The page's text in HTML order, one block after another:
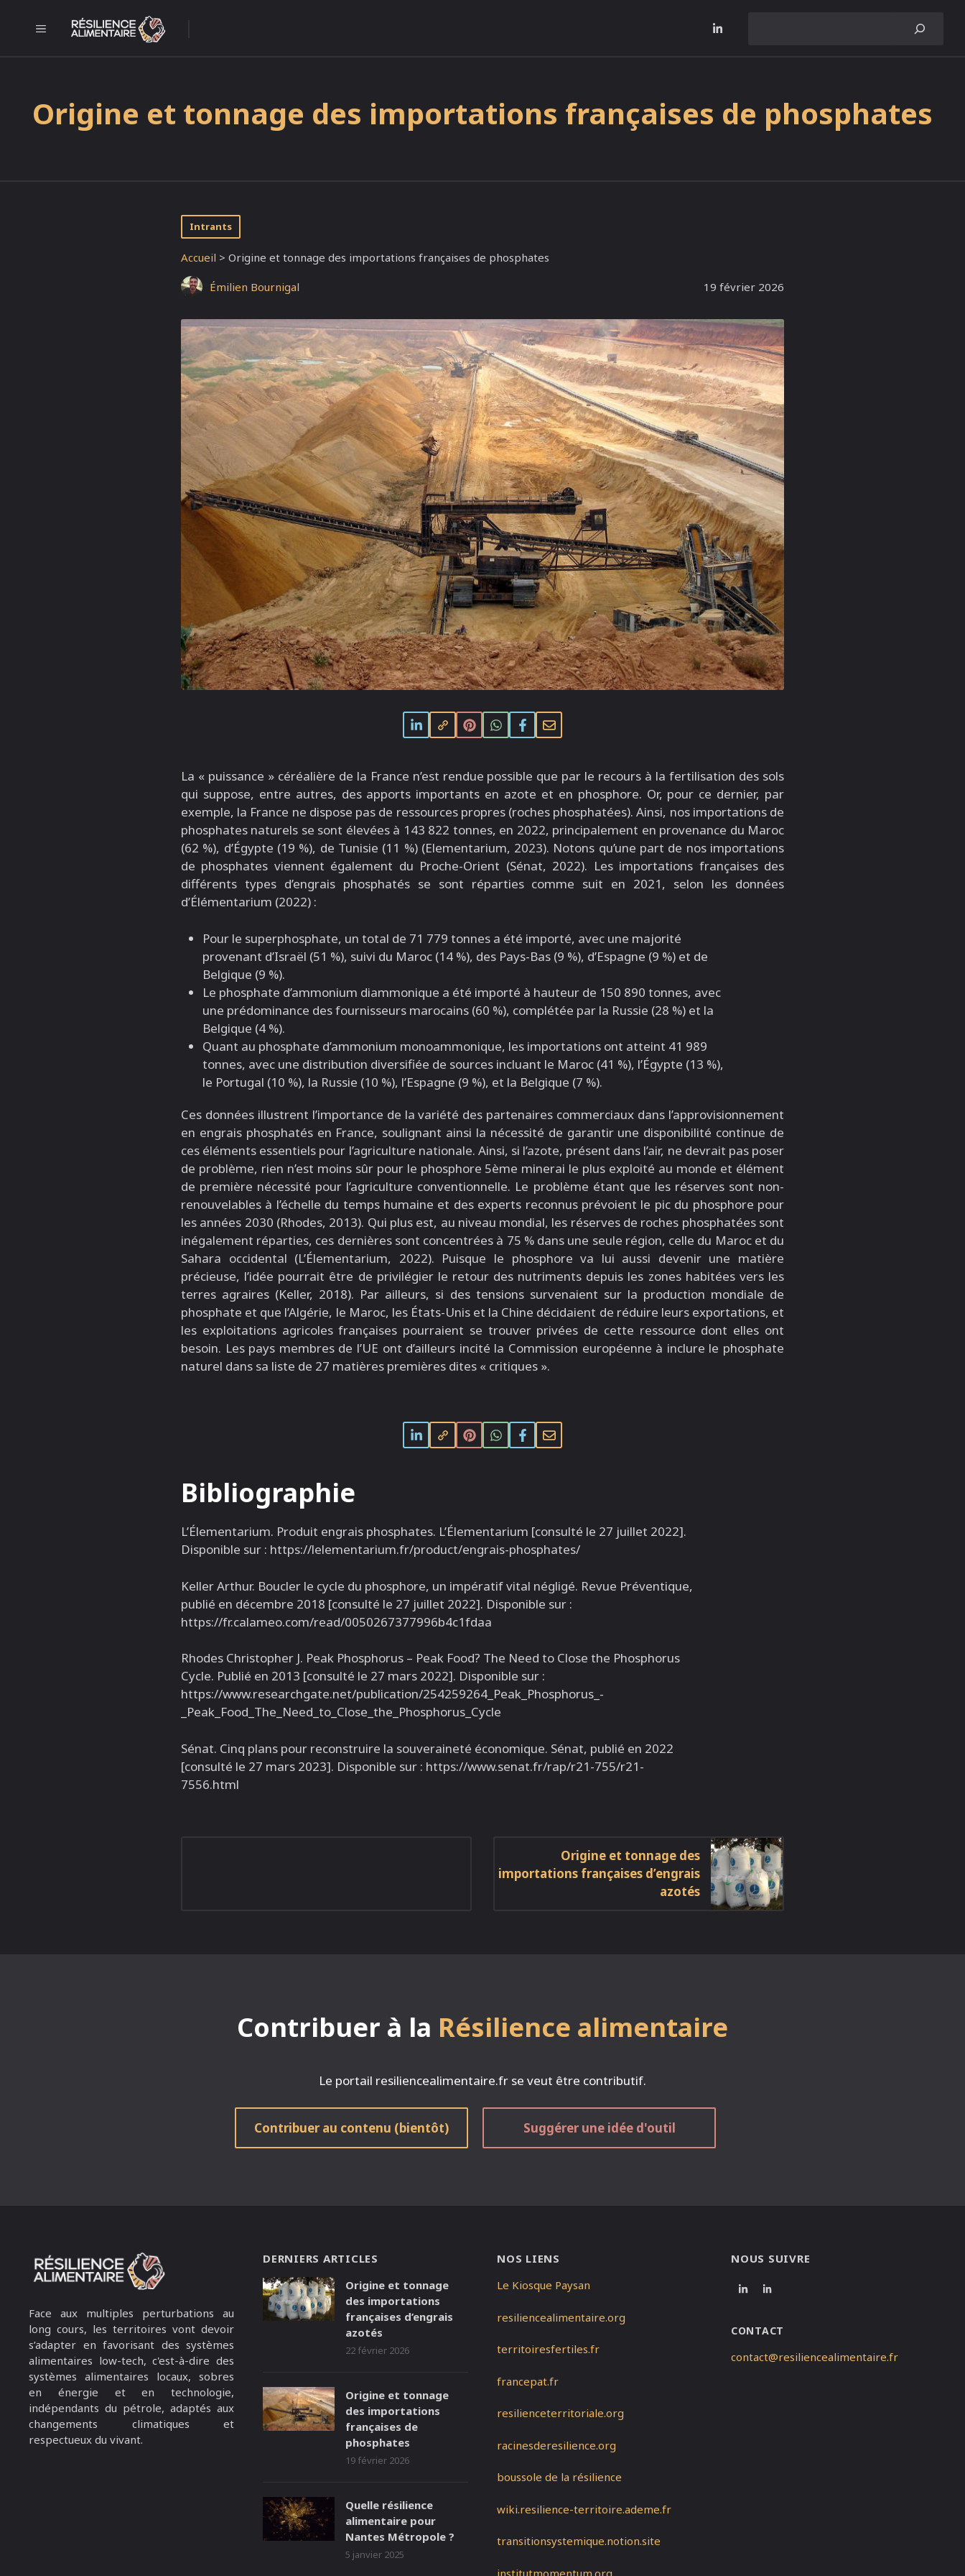
MENU
Origine et tonnage des importations françaises de phosphates
Intrants
Accueil > Origine et tonnage des importations françaises de phosphates
Émilien Bournigal 19 février 2026
La « puissance » céréalière de la France n’est rendue possible que par le recours à la fertilisation des sols
qui suppose, entre autres, des apports importants en azote et en phosphore. Or, pour ce dernier, par
exemple, la France ne dispose pas de ressources propres (roches phosphatées). Ainsi, nos importations de
phosphates naturels se sont élevées à 143 822 tonnes, en 2022, principalement en provenance du Maroc
(62 %), d’Égypte (19 %), de Tunisie (11 %) (Elementarium, 2023). Notons qu’une part de nos importations
de phosphates viennent également du Proche-Orient (Sénat, 2022). Les importations françaises des
différents types d’engrais phosphatés se sont réparties comme suit en 2021, selon les données
d’Élémentarium (2022) :
Pour le superphosphate, un total de 71 779 tonnes a été importé, avec une majorité
provenant d’Israël (51 %), suivi du Maroc (14 %), des Pays-Bas (9 %), d’Espagne (9 %) et de
Belgique (9 %).
Le phosphate d’ammonium diammonique a été importé à hauteur de 150 890 tonnes, avec
une prédominance des fournisseurs marocains (60 %), complétée par la Russie (28 %) et la
Belgique (4 %).
Quant au phosphate d’ammonium monoammonique, les importations ont atteint 41 989
tonnes, avec une distribution diversifiée de sources incluant le Maroc (41 %), l’Égypte (13 %),
le Portugal (10 %), la Russie (10 %), l’Espagne (9 %), et la Belgique (7 %).
Ces données illustrent l’importance de la variété des partenaires commerciaux dans l’approvisionnement
en engrais phosphatés en France, soulignant ainsi la nécessité de garantir une disponibilité continue de
ces éléments essentiels pour l’agriculture nationale. Ainsi, si l’azote, présent dans l’air, ne devrait pas poser
de problème, rien n’est moins sûr pour le phosphore 5ème minerai le plus exploité au monde et élément
de première nécessité pour l’agriculture conventionnelle. Le problème étant que les réserves sont non-
renouvelables à l’échelle du temps humaine et des experts reconnus prévoient le pic du phosphore pour
les années 2030 (Rhodes, 2013). Qui plus est, au niveau mondial, les réserves de roches phosphatées sont
inégalement réparties, ces dernières sont concentrées à 75 % dans une seule région, celle du Maroc et du
Sahara occidental (L’Élementarium, 2022). Puisque le phosphore va lui aussi devenir une matière
précieuse, l’idée pourrait être de privilégier le retour des nutriments depuis les zones habitées vers les
terres agraires (Keller, 2018). Par ailleurs, si des tensions survenaient sur la production mondiale de
phosphate et que l’Algérie, le Maroc, les États-Unis et la Chine décidaient de réduire leurs exportations, et
les exploitations agricoles françaises pourraient se trouver privées de cette ressource dont elles ont
besoin. Les pays membres de l’UE ont d’ailleurs incité la Commission européenne à inclure le phosphate
naturel dans sa liste de 27 matières premières dites « critiques ».
Bibliographie
L’Élementarium. Produit engrais phosphates. L’Élementarium [consulté le 27 juillet 2022].
Disponible sur : https://lelementarium.fr/product/engrais-phosphates/
Keller Arthur. Boucler le cycle du phosphore, un impératif vital négligé. Revue Préventique,
publié en décembre 2018 [consulté le 27 juillet 2022]. Disponible sur :
https://fr.calameo.com/read/0050267377996b4c1fdaa
Rhodes Christopher J. Peak Phosphorus – Peak Food? The Need to Close the Phosphorus
Cycle. Publié en 2013 [consulté le 27 mars 2022]. Disponible sur :
https://www.researchgate.net/publication/254259264_Peak_Phosphorus_-
_Peak_Food_The_Need_to_Close_the_Phosphorus_Cycle
Sénat. Cinq plans pour reconstruire la souveraineté économique. Sénat, publié en 2022
[consulté le 27 mars 2023]. Disponible sur : https://www.senat.fr/rap/r21-755/r21-
7556.html
Origine et tonnage des
importations françaises d’engrais
azotés
Contribuer à la Résilience alimentaire
Le portail resiliencealimentaire.fr se veut être contributif.
Contribuer au contenu (bientôt) Suggérer une idée d'outil
Face aux multiples perturbations au
long cours, les territoires vont devoir
s’adapter en favorisant des systèmes
alimentaires low-tech, c'est-à-dire des
systèmes alimentaires locaux, sobres
en énergie et en technologie,
indépendants du pétrole, adaptés aux
changements climatiques et
respectueux du vivant.
DERNIERS ARTICLES
Origine et tonnage
des importations
françaises d’engrais
azotés
22 février 2026
Origine et tonnage
des importations
françaises de
phosphates
19 février 2026
Quelle résilience
alimentaire pour
Nantes Métropole ?
5 janvier 2025
NOS LIENS
Le Kiosque Paysan
resiliencealimentaire.org
territoiresfertiles.fr
francepat.fr
resilienceterritoriale.org
racinesderesilience.org
boussole de la résilience
wiki.resilience-territoire.ademe.fr
transitionsystemique.notion.site
institutmomentum.org
NOUS SUIVRE
CONTACT
contact@resiliencealimentaire.fr